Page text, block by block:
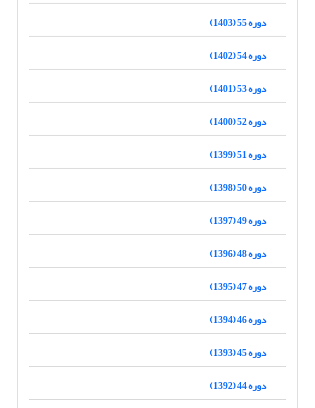
دوره 55 (1403)
دوره 54 (1402)
دوره 53 (1401)
دوره 52 (1400)
دوره 51 (1399)
دوره 50 (1398)
دوره 49 (1397)
دوره 48 (1396)
دوره 47 (1395)
دوره 46 (1394)
دوره 45 (1393)
دوره 44 (1392)